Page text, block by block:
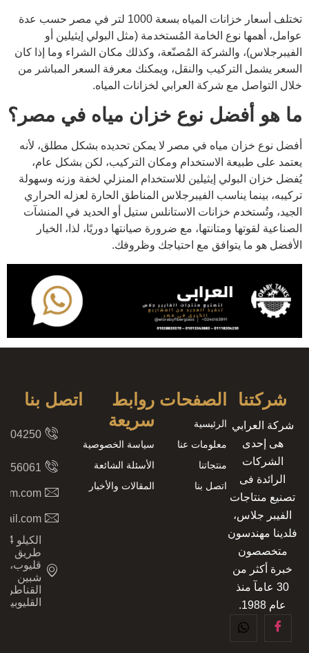
تختلف أسعار خزانات المياه بسعة 1000 لتر في مصر حسب عدة
عوامل، أهمها نوع الخامة المُستخدمة (مثل البولي إيثيلين أو
الفيبرجلاس)، والشركة المُصنّعة، وكذلك مكان الشراء وما إذا كان
السعر يشمل التركيب والنقل، ويمكنك معرفة السعر المباشر من
خلال التواصل مع شركة العرابي لخزانات المياه.
ما هو أفضل نوع خزان مياه في مصر؟
أفضل نوع خزان مياه في مصر لا يمكن تحديده بشكل مطلق، لأنه
يعتمد على طبيعة الاستخدام ومكان التركيب، لكن بشكل عام،
يُفضل خزان البولي إيثيلين للاستخدام المنزلي لخفة وزنه وسهولة
تركيبه، بينما يناسب الفيبرجلاس المناطق الحارة لعزله الحراري
الجيد، وتُستخدم خزانات الاستانلس ستيل أو الحديد في المنشآت
الصناعية لقوتها ومتانتها، مع ضرورة صيانتها دوريًا، لذا، الخيار
الأفضل هو ما يتوافق مع احتياجك وظروفك.
شركتنا
شركة العرابي
هى إحدى
الشركات
الرائدة فى
تصنيع منتاجات
الفيبر جلاس،
فلدينا مهندسون
متخصصون
خبرة أكثر من
30 عامآ منذ
عام 1988.
الصفحات
الرئيسية
معلومات عنا
منتجاتنا
اتصل بنا
روابط
سريعة
سياسة الخصوصية
الأسئلة الشائعة
المقالات والأخبار
اتصل بنا
طريق
قليوب،
شبين
القناطر،
القليوبية